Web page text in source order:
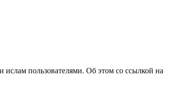
пользователями. Об этом со ссылкой на